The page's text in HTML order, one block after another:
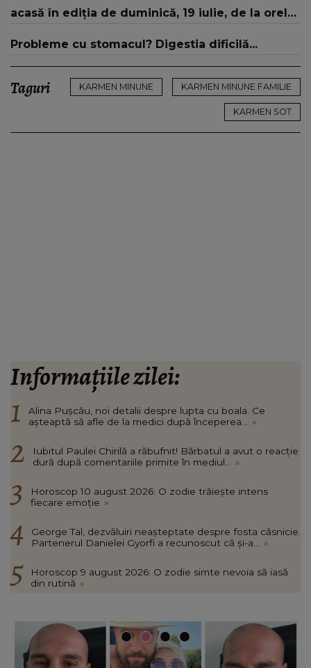
acasă în ediția de duminică, 19 iulie, de la orele
Probleme cu stomacul? Digestia dificilă...
Taguri KARMEN MINUNE KARMEN MINUNE FAMILIE
KARMEN SOT
Informațiile zilei:
Alina Pușcău, noi detalii despre lupta cu boala. Ce
așteaptă să afle de la medici după începerea...
»
Iubitul Paulei Chirilă a răbufnit! Bărbatul a avut o reacție
dură după comentariile primite în mediul...
»
Horoscop 10 august 2026: O zodie trăiește intens
fiecare emoție »
George Tal, dezvăluiri neașteptate despre fosta căsnicie.
Partenerul Danielei Gyorfi a recunoscut că și-a...
»
Horoscop 9 august 2026: O zodie simte nevoia să iasă
din rutină »